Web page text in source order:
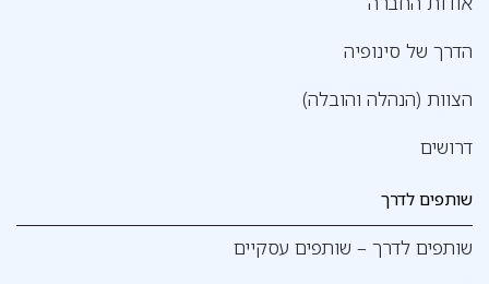
הדרך של סינופיה
הצוות (הנהלה והובלה)
דרושים
שותפים לדרך
שותפים לדרך – שותפים עסקיים